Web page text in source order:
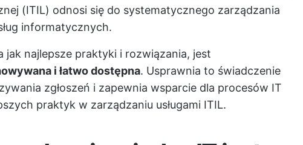
(ITIL) odnosi się do systematycznego zarządzania
informatycznych.
jak najlepsze praktyki i rozwiązania, jest
i łatwo dostępna. Usprawnia to świadczenie
zgłoszeń i zapewnia wsparcie dla procesów IT
praktyk w zarządzaniu usługami ITIL.